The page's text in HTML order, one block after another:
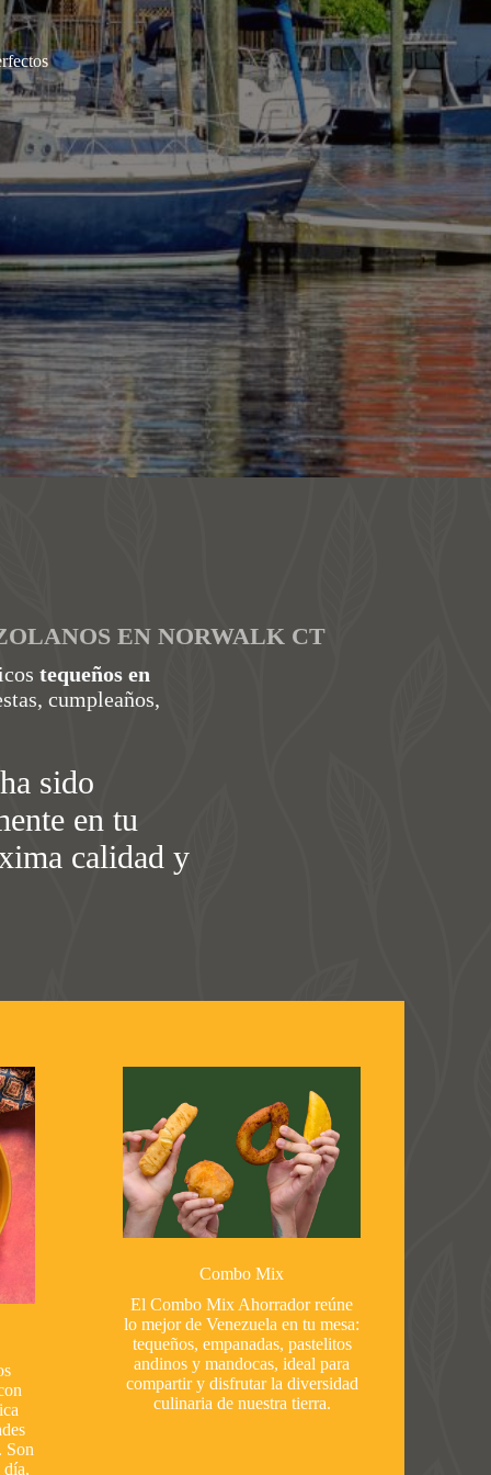
EN NORWALK CT
tequeños en
cumpleaños,
sido
en tu
calidad y
Son
día,
Combo Mix
El Combo Mix Ahorrador reúne
lo mejor de Venezuela en tu mesa:
tequeños, empanadas, pastelitos
andinos y mandocas, ideal para
compartir y disfrutar la diversidad
culinaria de nuestra tierra.